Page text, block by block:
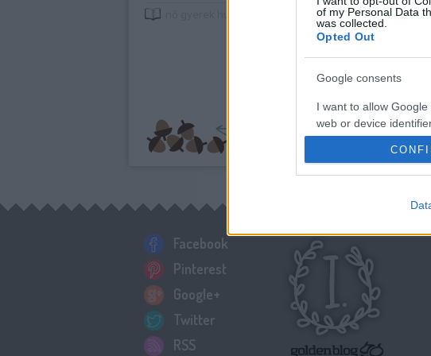
of my Personal Data
was collected.
Opted Out
Google consents
I want to allow
web or device
I want to allow my
purposes.
I want to allow
I want to allow Google
web or device
I want to allow
or app.
I want to allow
inspirációnyuszifrizura
Facebook
Pinterest
Google+
Twitter
RSS